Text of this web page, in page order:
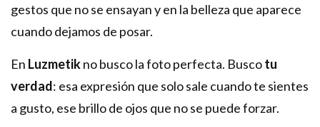
gestos que no se ensayan y en la belleza que aparece
cuando dejamos de posar.
En Luzmetikno busco la foto perfecta. Buscotu
verdad: esa expresión que solo sale cuando te sientes
a gusto, ese brillo de ojos que no se puede forzar.